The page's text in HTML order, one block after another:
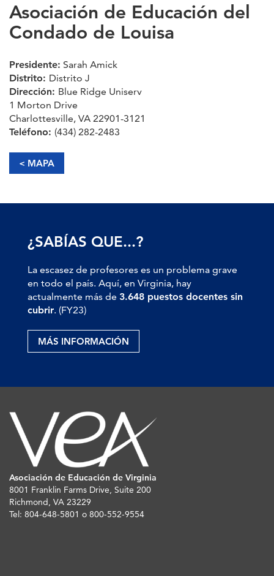
Asociación de Educación del
Condado de Louisa
Presidente: Sarah Amick
Distrito: Distrito J
Dirección: Blue Ridge Uniserv
1 Morton Drive
Charlottesville, VA 22901-3121
Teléfono: (434) 282-2483
< MAPA
¿SABÍAS QUE...?
La escasez de profesores es un problema grave
en todo el país. Aquí, en Virginia, hay
actualmente más de 3.648 puestos docentes sin
cubrir. (FY23)
MÁS INFORMACIÓN
Asociación de Educación de Virginia
8001 Franklin Farms Drive, Suite 200
Richmond, VA 23229
Tel: 804-648-5801 o 800-552-9554